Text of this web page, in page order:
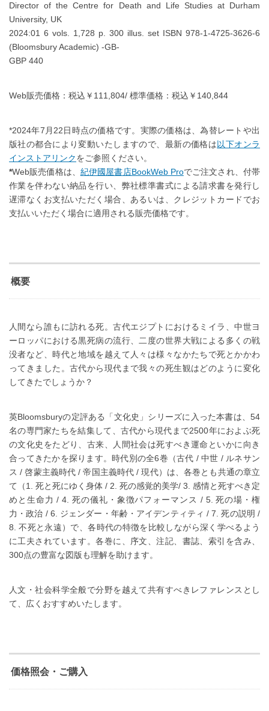
Director of the Centre for Death and Life Studies at Durham
University, UK
2024:01 6 vols. 1,728 p. 300 illus. set ISBN 978-1-4725-3626-6
(Bloomsbury Academic) -GB-
GBP 440
Web販売価格：税込￥111,804/ 標準価格：税込￥140,844
*2024年7月22日時点の価格です。実際の価格は、為替レートや出
版社の都合により変動いたしますので、最新の価格は以下オンラ
インストアリンクをご参照ください。
*Web販売価格は、 紀伊國屋書店BookWeb Proでご注文され、付帯
作業を伴わない納品を行い、弊社標準書式による請求書を発行し
遅滞なくお支払いただく場合、あるいは、クレジットカードでお
支払いいただく場合に適用される販売価格です。
概要
人間なら誰もに訪れる死。古代エジプトにおけるミイラ、中世ヨ
ーロッパにおける黒死病の流行、二度の世界大戦による多くの戦
没者など、時代と地域を越えて人々は様々なかたちで死とかかわ
ってきました。古代から現代まで我々の死生観はどのように変化
してきたでしょうか？
英Bloomsburyの定評ある「文化史」シリーズに入った本書は、54
名の専門家たちを結集して、古代から現代まで2500年におよぶ死
の文化史をたどり、古来、人間社会は死すべき運命といかに向き
合ってきたかを探ります。時代別の全6巻（古代 / 中世 / ルネサン
ス / 啓蒙主義時代 / 帝国主義時代 / 現代）は、各巻とも共通の章立
て（1. 死と死にゆく身体 / 2. 死の感覚的美学/ 3. 感情と死すべき定
めと生命力 / 4. 死の儀礼・象徴パフォーマンス / 5. 死の場・権
力・政治 / 6. ジェンダー・年齢・アイデンティティ / 7. 死の説明 /
8. 不死と永遠）で、各時代の特徴を比較しながら深く学べるよう
に工夫されています。各巻に、序文、注記、書誌、索引を含み、
300点の豊富な図版も理解を助けます。
人文・社会科学全般で分野を越えて共有すべきレファレンスとし
て、広くおすすめいたします。
価格照会・ご購入